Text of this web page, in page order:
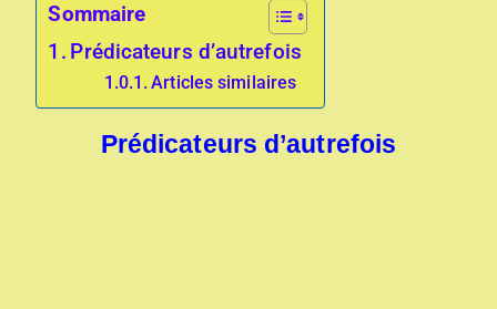
Sommaire
Prédicateurs d’autrefois
Articles similaires
Prédicateurs d’autrefois